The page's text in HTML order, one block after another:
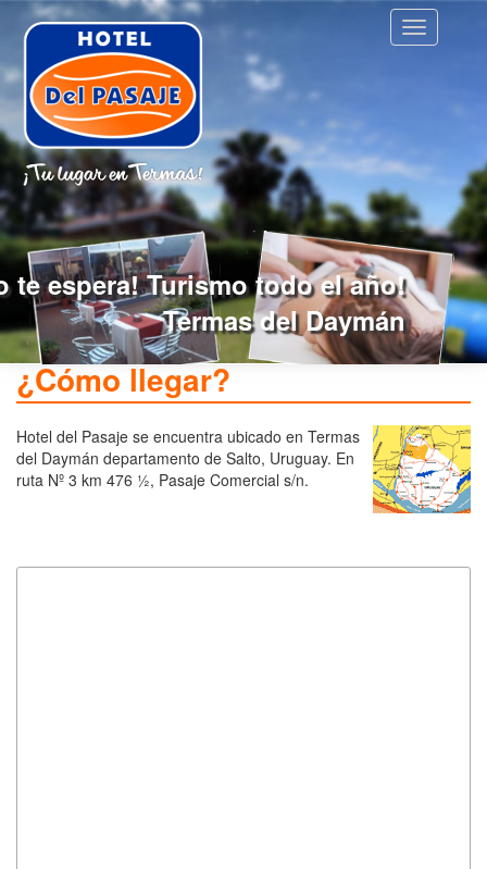
Pasar
contenido
principal
Toggle
navigation
te espera! Turismo todo el año!
Termas del Daymán
¿Cómo llegar?
Hotel del Pasaje se encuentra ubicado en Termas
del Daymán departamento de Salto, Uruguay. En
ruta Nº 3 km 476 ½, Pasaje Comercial s/n.